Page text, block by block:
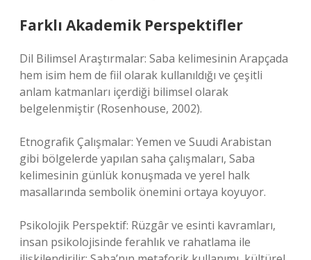
Farklı Akademik Perspektifler
Dil Bilimsel Araştırmalar: Saba kelimesinin Arapçada
hem isim hem de fiil olarak kullanıldığı ve çeşitli
anlam katmanları içerdiği bilimsel olarak
belgelenmiştir (Rosenhouse, 2002).
Etnografik Çalışmalar: Yemen ve Suudi Arabistan
gibi bölgelerde yapılan saha çalışmaları, Saba
kelimesinin günlük konuşmada ve yerel halk
masallarında sembolik önemini ortaya koyuyor.
Psikolojik Perspektif: Rüzgâr ve esinti kavramları,
insan psikolojisinde ferahlık ve rahatlama ile